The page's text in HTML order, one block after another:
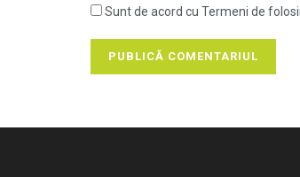
Sunt de acord cu Termeni de